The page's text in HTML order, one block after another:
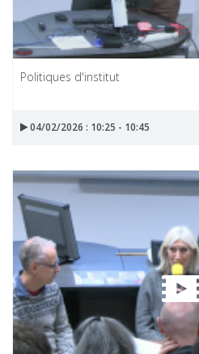
Politiques d'institut
04/02/2026 : 10:25 - 10:45